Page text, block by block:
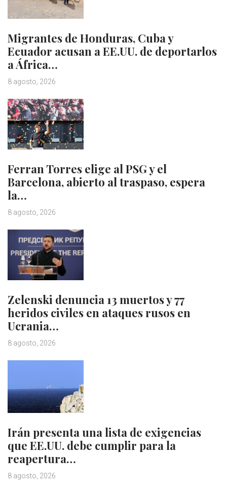
Migrantes de Honduras, Cuba y
Ecuador acusan a EE.UU. de deportarlos
a África…
8 agosto, 2026
Ferran Torres elige al PSG y el
Barcelona, abierto al traspaso, espera
la…
8 agosto, 2026
Zelenski denuncia 13 muertos y 77
heridos civiles en ataques rusos en
Ucrania…
8 agosto, 2026
Irán presenta una lista de exigencias
que EE.UU. debe cumplir para la
reapertura…
8 agosto, 2026